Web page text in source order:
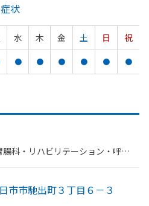
状
水 木 金 土 日
祝
● ● ● ● ● ●
科・​リハビリテーション・​呼吸
市市馳出町３丁目６－３